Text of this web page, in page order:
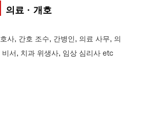
의료 · 개호
사, 간호 조수, 간병인, 의료 사무, 의
비서, 치과 위생사, 임상 심리사 etc